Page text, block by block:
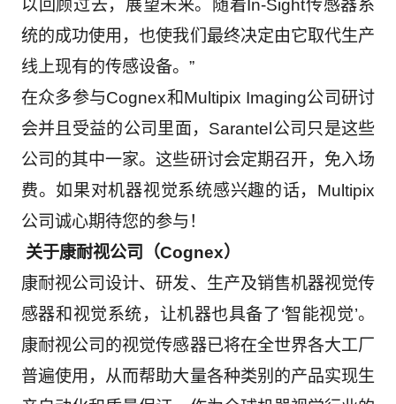
以回顾过去，展望未来。随着In-Sight传感器系
统的成功使用，也使我们最终决定由它取代生产
线上现有的传感设备。 ”
在众多参与Cognex和Multipix Imaging公司研讨
会并且受益的公司里面， Sarantel 公司只是这些
公司的其中一家。这些研讨会定期召开，免入场
费。如果对机器视觉系统感兴趣的话， Multipix
公司诚心期待您的参与！
关于康耐视公司（Cognex）
康耐视公司设计、研发、生产及销售机器视觉传
感器和视觉系统，让机器也具备了‘智能视觉’。
康耐视公司的视觉传感器已将在全世界各大工厂
普遍使用，从而帮助大量各种类别的产品实现生